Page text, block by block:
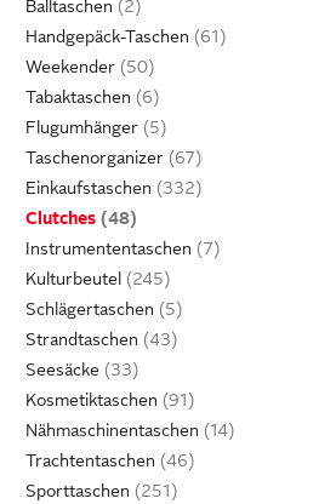
Balltaschen
Handgepäck-Taschen
Weekender
Tabaktaschen
Flugumhänger
Taschenorganizer
Einkaufstaschen
Clutches
Instrumententaschen
Kulturbeutel
Schlägertaschen
Strandtaschen
Seesäcke
Kosmetiktaschen
Nähmaschinentaschen
Trachtentaschen
Sporttaschen